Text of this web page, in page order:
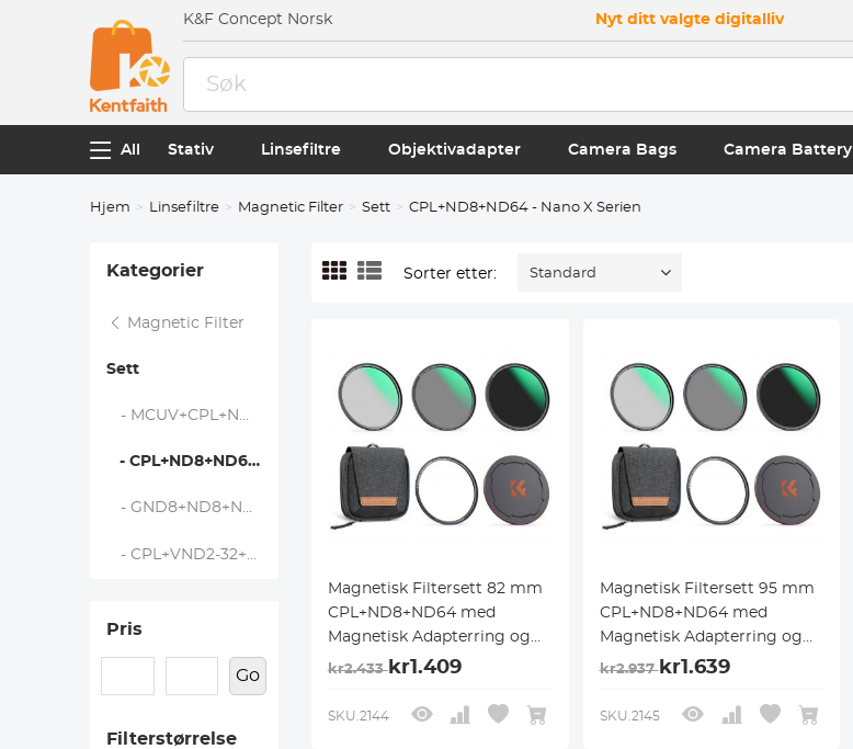
K&F Concept Norsk Nyt ditt valgte digitalliv
All Stativ Linsefiltre Objektivadapter Camera Bags Camera Battery
Hjem Linsefiltre Magnetic Filter Sett CPL+ND8+ND64 - Nano X Serien
Kategorier
Magnetic Filter
Sett
- MCUV+CPL+ND1000 - Nano X-serien
- CPL+ND8+ND64 - Nano X Serien
- GND8+ND8+ND64+ND1000 - Nano X-serien
- CPL+VND2-32+Black Mist 1/4+Magnetisk Linsepakke- Nano Xcel
Pris
Go
Filterstørrelse
Sorter etter: Standard
Magnetisk Filtersett 82 mm
CPL+ND8+ND64 med
Magnetisk Adapterring og
Objektivdeksel, Filterpose
Hurtigbyttesystem Nano X-
kr2.433kr1.409
SKU.2144
Magnetisk Filtersett 95 mm
CPL+ND8+ND64 med
Magnetisk Adapterring og
Objektivdeksel, Filterpose
Hurtigbyttesystem Nano X-
kr2.937kr1.639
SKU.2145